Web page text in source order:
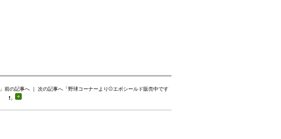
」前の記事へ ｜ 次の記事へ「野球コーナーより⚾️エボシールド販売中です
❗️ 」